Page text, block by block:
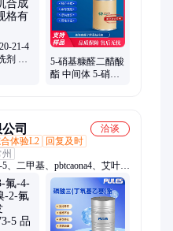
21-4
剂 有
5-硝基糠醛二醋酸
酯 中间体 5-硝
司
洽谈
体验L2
回复及时
、二甲基、pbtcaona4、艾叶
1、重质苯、活性炭、1305-62-
、正辛烷、7775-27-1、8050-
精、6920-22-5、三辛胺、